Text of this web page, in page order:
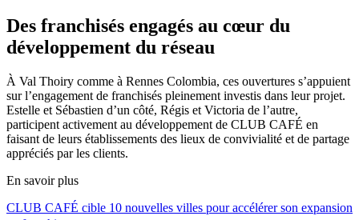
Des franchisés engagés au cœur du
développement du réseau
À Val Thoiry comme à Rennes Colombia, ces ouvertures s’appuient
sur l’engagement de franchisés pleinement investis dans leur projet.
Estelle et Sébastien d’un côté, Régis et Victoria de l’autre,
participent activement au développement de CLUB CAFÉ en
faisant de leurs établissements des lieux de convivialité et de partage
appréciés par les clients.
En savoir plus
CLUB CAFÉ cible 10 nouvelles villes pour accélérer son expansion